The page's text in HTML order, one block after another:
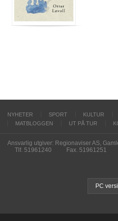
NYHETER SPORT KULTUR
MATBLOGGEN
UT PÅ TUR
Ansvarlig utgiver: Regionaviser AS,
Tlf. 51961240
Fax. 51961251
PC